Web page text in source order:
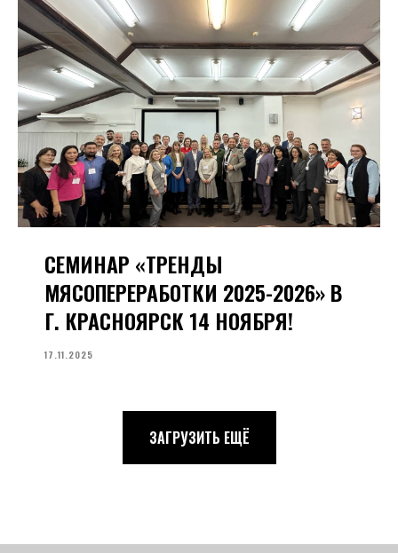
СЕМИНАР «ТРЕНДЫ
МЯСОПЕРЕРАБОТКИ 2025-2026» В
Г. КРАСНОЯРСК 14 НОЯБРЯ!
17.11.2025
ЗАГРУЗИТЬ ЕЩЁ